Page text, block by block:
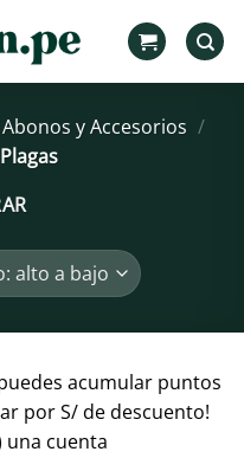
y Accesorios /
acumular puntos
por S/ de descuento!
una cuenta